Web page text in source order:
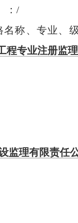
：/
称、专业、
程专业注册监
监理有限责任